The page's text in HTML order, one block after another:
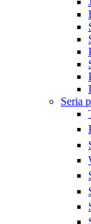
Seria